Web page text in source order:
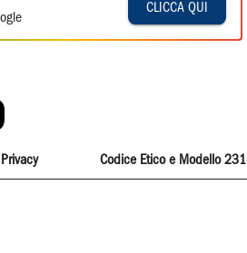
CLICCA QUI
Privacy Codice Etico e Modello 231